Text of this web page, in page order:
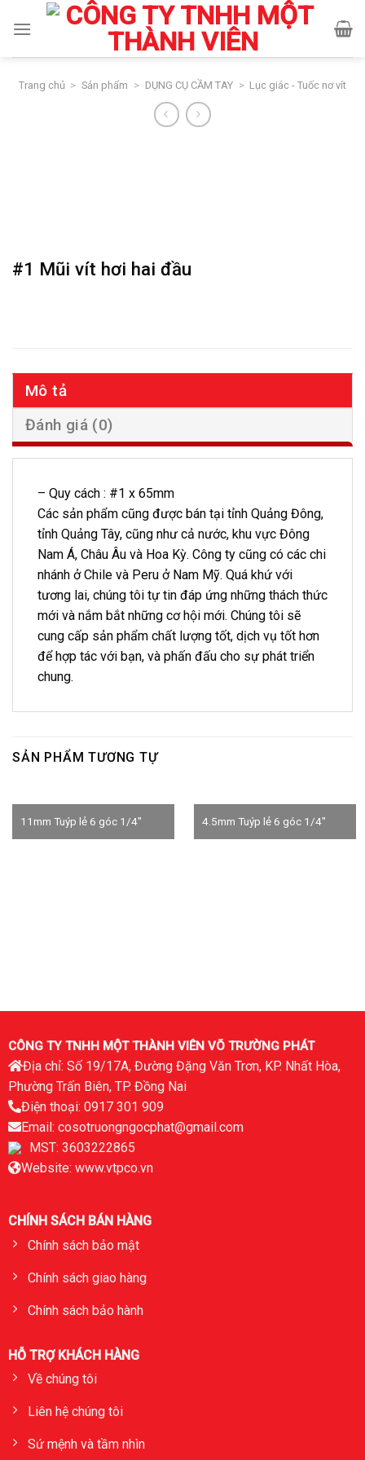
Trang chủ > Sản phẩm > DỤNG CỤ CẦM TAY > Lục giác - Tuốc nơ vít
#1 Mũi vít hơi hai đầu
Mô tả
Đánh giá (0)
– Quy cách : #1 x 65mm
Các sản phẩm cũng được bán tại tỉnh Quảng Đông,
tỉnh Quảng Tây, cũng như cả nước, khu vực Đông
Nam Á, Châu Âu và Hoa Kỳ. Công ty cũng có các chi
nhánh ở Chile và Peru ở Nam Mỹ. Quá khứ với
tương lai, chúng tôi tự tin đáp ứng những thách thức
mới và nắm bắt những cơ hội mới. Chúng tôi sẽ
cung cấp sản phẩm chất lượng tốt, dịch vụ tốt hơn
để hợp tác với bạn, và phấn đấu cho sự phát triển
chung.
SẢN PHẨM TƯƠNG TỰ
11mm Tuýp lẻ 6 góc 1/4″ 4.5mm Tuýp lẻ 6 góc 1/4″
CÔNG TY TNHH MỘT THÀNH VIÊN VÕ TRƯỜNG PHÁT
Địa chỉ: Số 19/17A, Đường Đặng Văn Trơn, KP. Nhất Hòa,
Phường Trấn Biên, TP. Đồng Nai
Điện thoại: 0917 301 909
Email: cosotruongngocphat@gmail.com
MST: 3603222865
Website: www.vtpco.vn
CHÍNH SÁCH BÁN HÀNG
Chính sách bảo mật
Chính sách giao hàng
Chính sách bảo hành
HỖ TRỢ KHÁCH HÀNG
Về chúng tôi
Liên hệ chúng tôi
Sứ mệnh và tầm nhìn